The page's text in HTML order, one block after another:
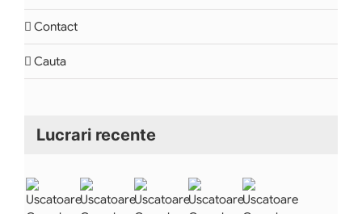
Contact
Cauta
Lucrari recente